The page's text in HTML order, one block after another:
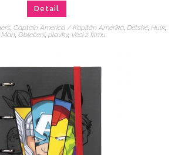
Detail
, Captain America / Kapitán Amerika, Dětské, Hulk,
, Oblečení, plavky, Veci z filmu